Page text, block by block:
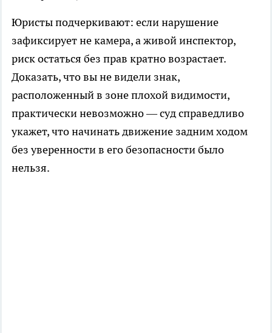
Юристы подчеркивают: если нарушение
зафиксирует не камера, а живой инспектор,
риск остаться без прав кратно возрастает.
Доказать, что вы не видели знак,
расположенный в зоне плохой видимости,
практически невозможно — суд справедливо
укажет, что начинать движение задним ходом
без уверенности в его безопасности было
нельзя.